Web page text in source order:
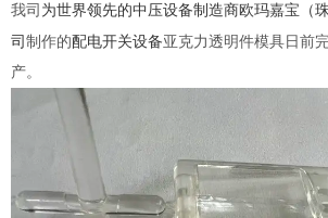
我司 为世界领先的中压设备制造商欧玛嘉宝（
司制作的配电开关设备亚克力透明件模具日前
产。